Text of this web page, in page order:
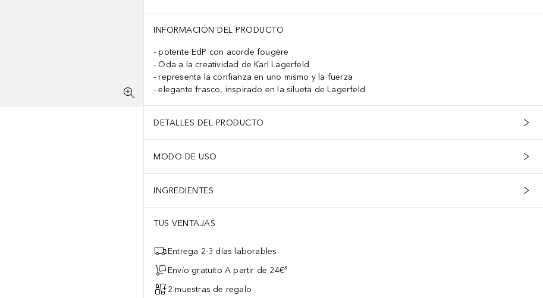
INFORMACIÓN DEL PRODUCTO
potente EdP con acorde fougère
Oda a la creatividad de Karl Lagerfeld
representa la confianza en uno mismo y la fuerza
elegante frasco, inspirado en la silueta de Lagerfeld
DETALLES DEL PRODUCTO
MODO DE USO
INGREDIENTES
TUS VENTAJAS
Entrega 2-3 días laborables
Envío gratuito A partir de 24€³
2 muestras de regalo